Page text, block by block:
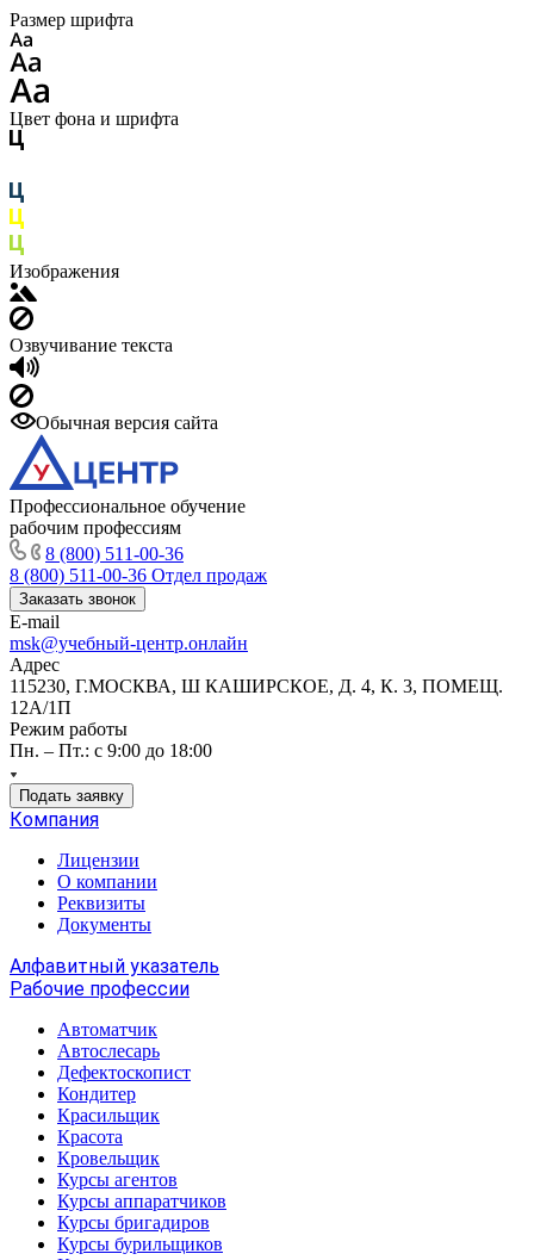
Размер шрифта
Цвет фона и шрифта
Изображения
Озвучивание текста
Обычная версия сайта
Профессиональное обучение
рабочим профессиям
8 (800) 511-00-36
8 (800) 511-00-36 Отдел продаж
Заказать звонок
E-mail
msk@учебный-центр.онлайн
Адрес
115230, Г.МОСКВА, Ш КАШИРСКОЕ, Д. 4, К. 3, ПОМЕЩ.
12А/1П
Режим работы
Пн. – Пт.: с 9:00 до 18:00
Подать заявку
Компания
Лицензии
О компании
Реквизиты
Документы
Алфавитный указатель
Рабочие профессии
Автоматчик
Автослесарь
Дефектоскопист
Кондитер
Красильщик
Красота
Кровельщик
Курсы агентов
Курсы аппаратчиков
Курсы бригадиров
Курсы бурильщиков